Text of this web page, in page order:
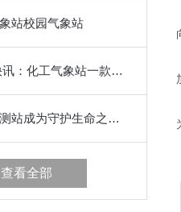
站校园气象站
防爆/消防快讯：化工气象站一款防爆气象重保障的防爆气象站
河道水位监测站成为守护生命之河的科技哨兵
查看全部